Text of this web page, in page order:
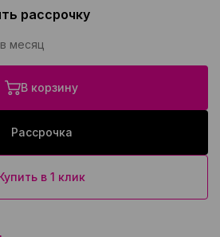
рассрочку
месяц
В корзину
Рассрочка
в 1 клик